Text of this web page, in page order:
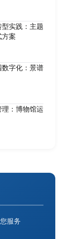
实践：主题
方案
数字化：景谱
：博物馆运
服务